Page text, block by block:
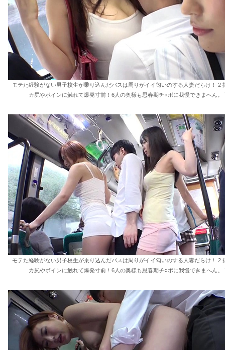
モテた経験がない男子校生が乗り込んだバスは周りがイイ匂いのする人妻だらけ！ 2
カ尻やボインに触れて爆発寸前！6人の奥様も思春期チ○ポに我慢できまへん。
モテた経験がない男子校生が乗り込んだバスは周りがイイ匂いのする人妻だらけ！ 2
カ尻やボインに触れて爆発寸前！6人の奥様も思春期チ○ポに我慢できまへん。